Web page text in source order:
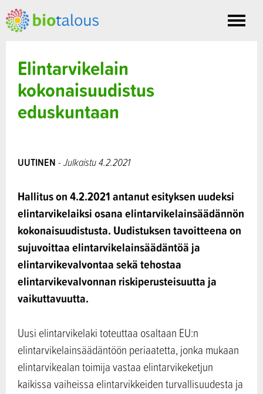
Toggle
Elintarvikelain
kokonaisuudistus
eduskuntaan
UUTINEN - Julkaistu 4.2.2021
Hallitus on 4.2.2021 antanut esityksen uudeksi
elintarvikelaiksi osana elintarvikelainsäädännön
kokonaisuudistusta. Uudistuksen tavoitteena on
sujuvoittaa elintarvikelainsäädäntöä ja
elintarvikevalvontaa sekä tehostaa
elintarvikevalvonnan riskiperusteisuutta ja
vaikuttavuutta.
Uusi elintarvikelaki toteuttaa osaltaan EU:n
elintarvikelainsäädäntöön periaatetta, jonka mukaan
elintarvikealan toimija vastaa elintarvikeketjun
kaikissa vaiheissa elintarvikkeiden turvallisuudesta ja